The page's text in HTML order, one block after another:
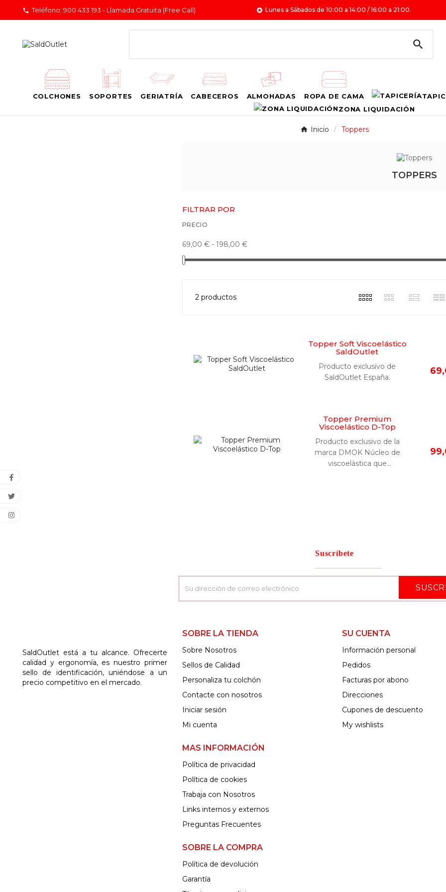
 Teléfono: 900 433 193 - Llamada Gratuita (Free Call)  Lunes a Sábados de 10:00 a 14:00 / 16:00 a 21:00.

COLCHONES SOPORTES GERIATRÍA CABECEROS ALMOHADAS ROPA DE CAMA
ZONA LIQUIDACIÓN
Inicio Toppers
TOPPERS
FILTRAR POR
PRECIO
69,00 € - 198,00 €
2 productos
Topper Soft Viscoelástico
SaldOutlet
Producto exclusivo de
SaldOutlet España.
Topper Premium
Viscoelástico D-Top
Producto exclusivo de la
marca DMOK Núcleo de
viscoelástica que
Suscríbete
SaldOutlet está a tu alcance. Ofrecerte
calidad y ergonomía, es nuestro primer
sello de identificación, uniéndose a un
precio competitivo en el mercado.
SOBRE LA TIENDA
Sobre Nosotros
Sellos de Calidad
Personaliza tu colchón
Contacte con nosotros
Iniciar sesión
Mi cuenta
MAS INFORMACIÓN
Política de privacidad
Política de cookies
Trabaja con Nosotros
Links internos y externos
Preguntas Frecuentes
SOBRE LA COMPRA
Política de devolución
Garantía
SU CUENTA
Información personal
Pedidos
Facturas por abono
Direcciones
Cupones de descuento
My wishlists